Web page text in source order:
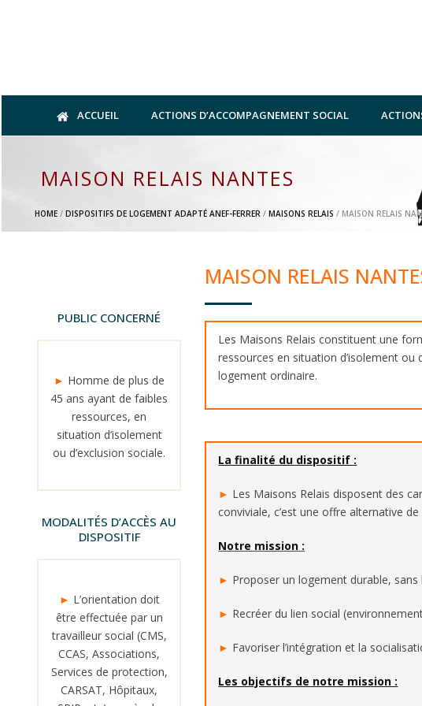
ACCUEIL ACTIONS D’ACCOMPAGNEMENT SOCIAL
MAISON RELAIS NANTES
HOME / DISPOSITIFS DE LOGEMENT ADAPTÉ ANEF-FERRER / MAISONS RELAIS / MAISON RELAIS
PUBLIC CONCERNÉ
► Homme de plus de
45 ans ayant de faibles
ressources, en
situation d’isolement
ou d’exclusion sociale.
MODALITÉS D’ACCÈS AU
DISPOSITIF
► L’orientation doit
être effectuée par un
travailleur social (CMS,
CCAS, Associations,
Services de protection,
CARSAT, Hôpitaux,
MAISON RELAIS
Les Maisons Relais constituent une
ressources en situation d’isolement ou
logement ordinaire.
La finalité du dispositif :
► Les Maisons Relais disposent des
conviviale, c’est une offre alternative
Notre mission :
► Proposer un logement durable, sans
► Recréer du lien social
► Favoriser l’intégration et la
Les objectifs de notre mission :